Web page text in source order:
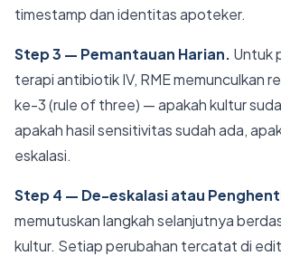
timestamp dan identitas apoteker.
Step 3 — Pemantauan Harian. Untuk
terapi antibiotik IV, RME memunculkan
ke-3 (rule of three) — apakah kultur
apakah hasil sensitivitas sudah ada,
eskalasi.
Step 4 — De-eskalasi atau
memutuskan langkah selanjutnya
kultur. Setiap perubahan tercatat di